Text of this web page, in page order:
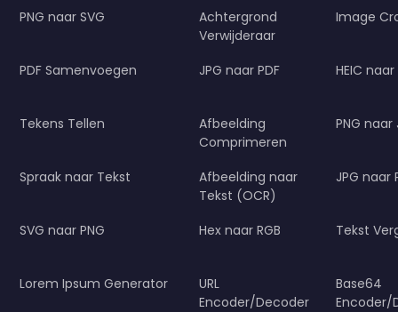
PNG naar SVG
Achtergrond
Verwijderaar
Image
PDF Samenvoegen JPG naar PDF HEIC naar
Tekens Tellen
Afbeelding
Comprimeren
PNG naar
Spraak naar Tekst
Afbeelding naar
Tekst (OCR)
JPG naar
SVG naar PNG Hex naar RGB Tekst
Lorem Ipsum Generator
URL
Encoder/Decoder
Base64
Encoder/